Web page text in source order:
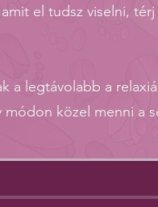
el tudsz viselni,
a legtávolabb a
módon közel menni a